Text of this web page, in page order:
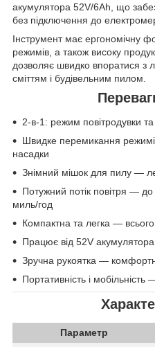
акумулятора 52V/6Ah, що
без підключення до
Інструмент має ергономічну
режимів , а також високу
дозволяє швидко впоратися з
сміттям і будівельним пилом.
2-в-1: режим повітродувки
Швидке перемикання
насадки
Знімний мішок для пилу —
Потужний потік повітря — до
миль/год
Компактна та легка — всього
Працює від 52V акумулятора
Зручна рукоятка —
Портативність і мобільність
Параметр